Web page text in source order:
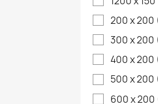
200 x 200
300 x 200
400 x 200
500 x 200
600 x 200